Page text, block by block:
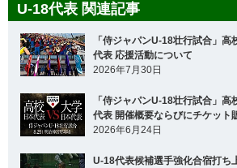
U-18代表 関連記事
「侍ジャパンU-18壮行試合」
代表 応援活動について
2026年7月30日
「侍ジャパンU-18壮行試合」
代表 開催概要ならびにチケット
2026年6月24日
U-18代表候補選手強化合宿打ち